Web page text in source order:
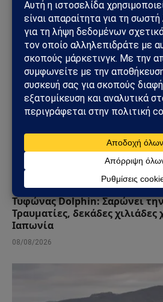
09/08/2026
Τυφώνας Dolphin: Σαρώνει
Τραυματίες, δεκάδες
Ιαπωνία
08/08/2026